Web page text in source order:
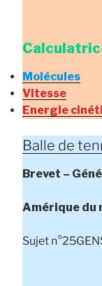
Molécules
Vitesse
Energie
Balle de
Brevet –
Amérique du
Sujet